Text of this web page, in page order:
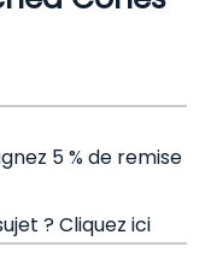
5 % de remise
?Cliquez ici